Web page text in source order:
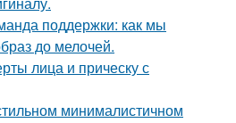
поддержки: как мы
до мелочей.
лица и прическу с
минималистичном